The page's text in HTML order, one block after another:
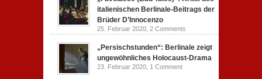
italienischen Berlinale-Beitrags der
Brüder D’Innocenzo
25. Februar 2020, 2 Comments
„Persischstunden“: Berlinale zeigt
ungewöhnliches Holocaust-Drama
23. Februar 2020, 1 Comment